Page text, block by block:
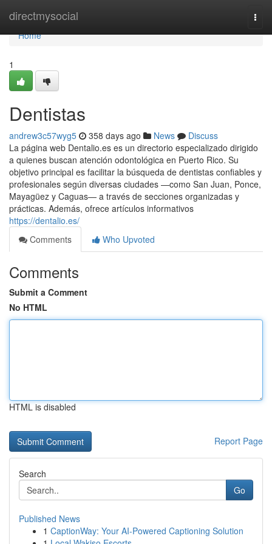
directmysocial
Home
Home
1
Dentistas
andrew3c57wyg5 358 days ago News
Discuss
La página web Dentalio.es es un directorio especializado dirigido
a quienes buscan atención odontológica en Puerto Rico. Su
objetivo principal es facilitar la búsqueda de dentistas confiables y
profesionales según diversas ciudades —como San Juan, Ponce,
Mayagüez y Caguas— a través de secciones organizadas y
prácticas. Además, ofrece artículos informativos
https://dentalio.es/
Comments
Who Upvoted
Comments
Submit a Comment
No HTML
HTML is disabled
Report Page
Search
Go
Published News
1 CaptionWay: Your AI-Powered Captioning Solution